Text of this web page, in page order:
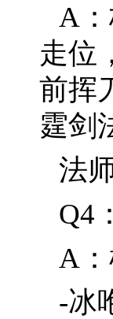
A
走位
前挥
霆剑
法
Q4
A：
-冰